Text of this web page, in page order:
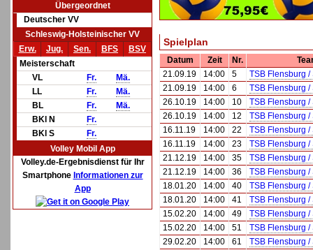
Übergeordnet
Deutscher VV
Schleswig-Holsteinischer VV
Erw.
Jug. Sen. BFS
BSV
Meisterschaft
VL
Fr.
Mä.
LL
Fr.
Mä.
BL
Fr.
Mä.
BKl N
Fr.
BKl S
Fr.
Volley Mobil App
Volley.de-Ergebnisdienst für Ihr
Smartphone Informationen zur
App
Spielplan
Datum Zeit Nr.
21.09.19
14:00 5
TSB Flensburg /
21.09.19
14:00 6
TSB Flensburg /
26.10.19
14:00 10
TSB Flensburg /
26.10.19
14:00 12
TSB Flensburg /
16.11.19
14:00 22
TSB Flensburg /
16.11.19
14:00 23
TSB Flensburg /
21.12.19
14:00 35
TSB Flensburg /
21.12.19
14:00 36
TSB Flensburg /
18.01.20
14:00 40
TSB Flensburg /
18.01.20
14:00 41
TSB Flensburg /
15.02.20
14:00 49
TSB Flensburg /
15.02.20
14:00 51
TSB Flensburg /
29.02.20
14:00 61
TSB Flensburg /